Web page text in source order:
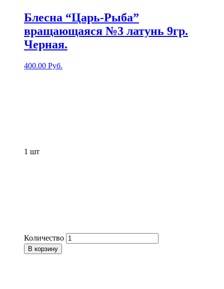
Блесна “Царь-Рыба”
вращающаяся №3 латунь 9гр.
Черная.
400.00 Руб.
1 шт
Количество
В корзину